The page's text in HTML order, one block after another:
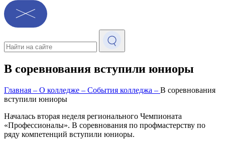
В соревнования вступили юниоры
Главная – О колледже – События колледжа – В соревнования
вступили юниоры
Началась вторая неделя регионального Чемпионата
«Профессионалы». В соревнования по профмастерству по
ряду компетенций вступили юниоры.